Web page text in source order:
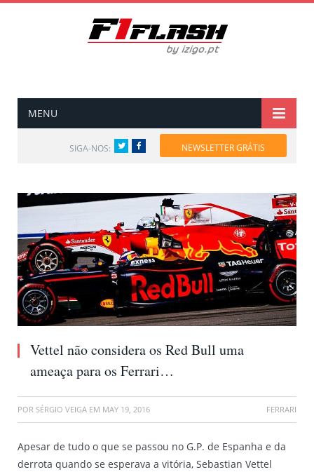
MENU
SIGA-NOS: TwitterFacebook NEWSLETTER GRÁTIS
Vettel não considera os Red Bull uma
ameaça para os Ferrari…
POR SÉRGIO VEIGA EM MAY 19, 2016 FERRARI
Apesar de tudo o que se passou no G.P. de Espanha e da
derrota quando se esperava a vitória, Sebastian Vettel